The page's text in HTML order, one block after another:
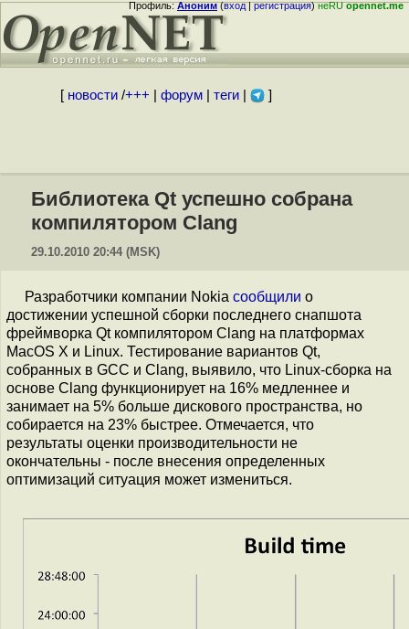
Профиль:Аноним(вход|регистрация)неRUopennet.me
[ новости/+++ форум| теги| ]
Библиотека Qt успешно собрана
компилятором Clang
29.10.2010 20:44 (MSK)
Разработчики компании Nokia сообщили о
достижении успешной сборки последнего снапшота
фреймворка Qt компилятором Clang на платформах
MacOS X и Linux. Тестирование вариантов Qt,
собранных в GCC и Clang, выявило, что Linux-сборка на
основе Clang функционирует на 16% медленнее и
занимает на 5% больше дискового пространства, но
собирается на 23% быстрее. Отмечается, что
результаты оценки производительности не
окончательны - после внесения определенных
оптимизаций ситуация может измениться.